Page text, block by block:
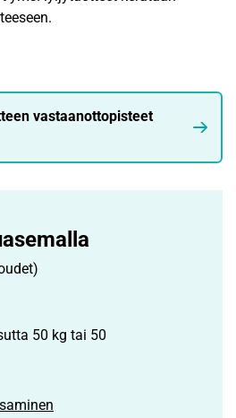
vastaanottopisteet
50 kg tai 50